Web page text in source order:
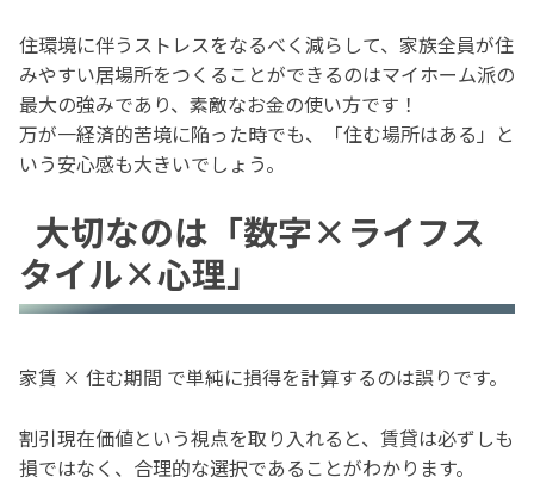
住環境に伴うストレスをなるべく減らして、家族全員が住
みやすい居場所をつくることができるのはマイホーム派の
最大の強みであり、素敵なお金の使い方です！
万が一経済的苦境に陥った時でも、「住む場所はある」と
いう安心感も大きいでしょう。
大切なのは「数字×ライフス
タイル×心理」
家賃 × 住む期間 で単純に損得を計算するのは誤りです。
割引現在価値という視点を取り入れると、賃貸は必ずしも
損ではなく、合理的な選択であることがわかります。